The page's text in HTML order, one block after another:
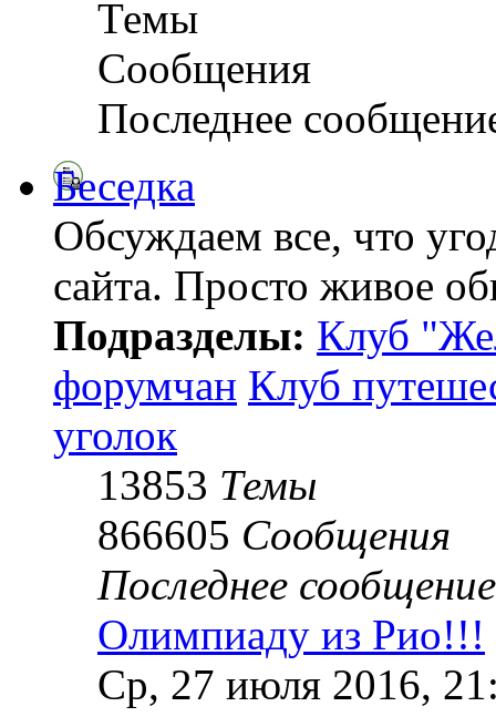
Темы
Сообщения
Последнее
Беседка
Обсуждаем все, что
сайта. Просто живое
Подразделы: Клуб
форумчан Клуб
уголок
13853 Темы
866605 Сообщения
Последнее сообщение
Олимпиаду из Рио!!!
Ср, 27 июля 2016,